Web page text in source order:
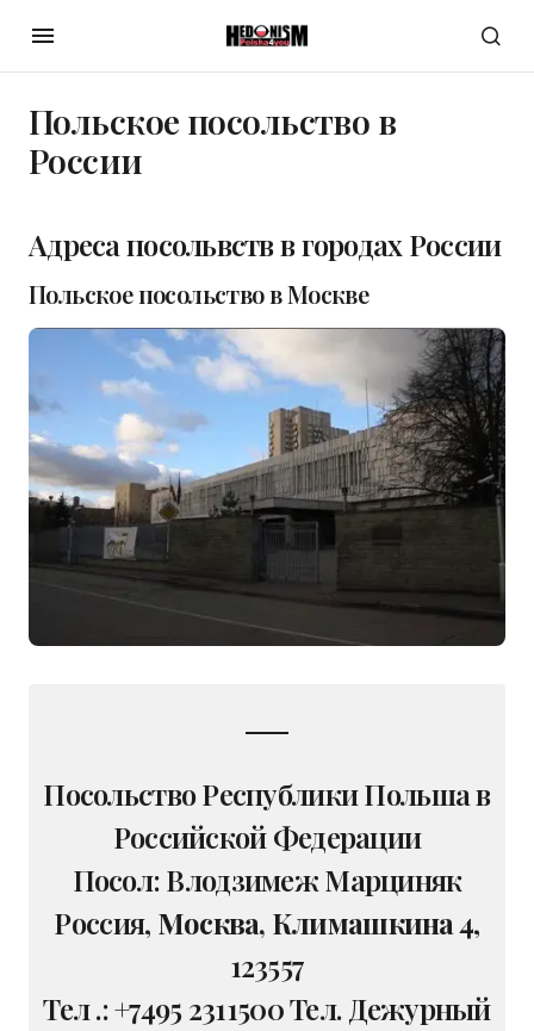
Польское посольство в
России
Адреса посольвств в городах России
Польское посольство в Москве
Посольство Республики Польша в
Российской Федерации
Посол: Влодзимеж Марциняк
Россия, Москва, Климашкина 4,
123557
Тел .: +7495 2311500 Тел. Дежурный